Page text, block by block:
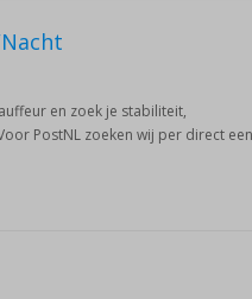
en zoek je stabiliteit,
PostNL zoeken wij per direct een